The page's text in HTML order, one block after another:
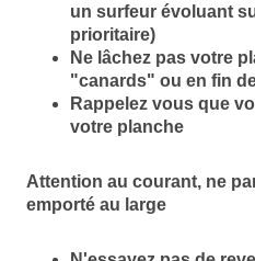
un surfeur évoluant
prioritaire)
Ne lâchez pas votre
"canards" ou en fin
Rappelez vous que
votre planche
Attention au courant, ne
emporté au large